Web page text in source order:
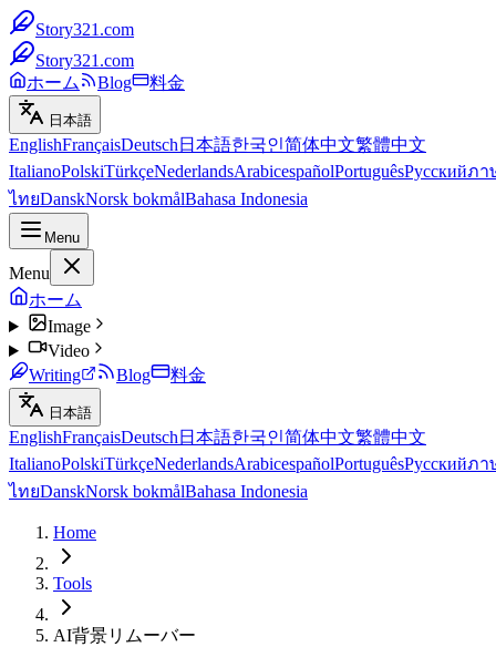
Story321.com
Story321.com
ホーム
Blog 料金
日本語
EnglishFrançaisDeutsch 日本語한국인简体中文繁體中文
ItalianoPolskiTürkçeNederlandsArabicespañolPortuguêsРусскийภา
ไทยDanskNorsk bokmålBahasa Indonesia
Menu
Menu
ホーム
Image
Video
Writing
Blog 料金
日本語
EnglishFrançaisDeutsch 日本語한국인简体中文繁體中文
ItalianoPolskiTürkçeNederlandsArabicespañolPortuguêsРусскийภา
ไทยDanskNorsk bokmålBahasa Indonesia
Home
Tools
AI背景リムーバー